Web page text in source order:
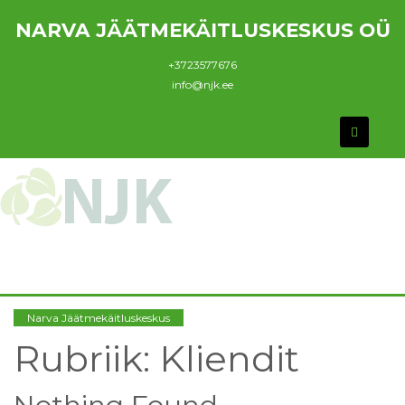
NARVA JÄÄTMEKÄITLUSKESKUS OÜ
+3723577676
info@njk.ee
Narva Jäätmekäitluskeskus
Rubriik: Kliendit